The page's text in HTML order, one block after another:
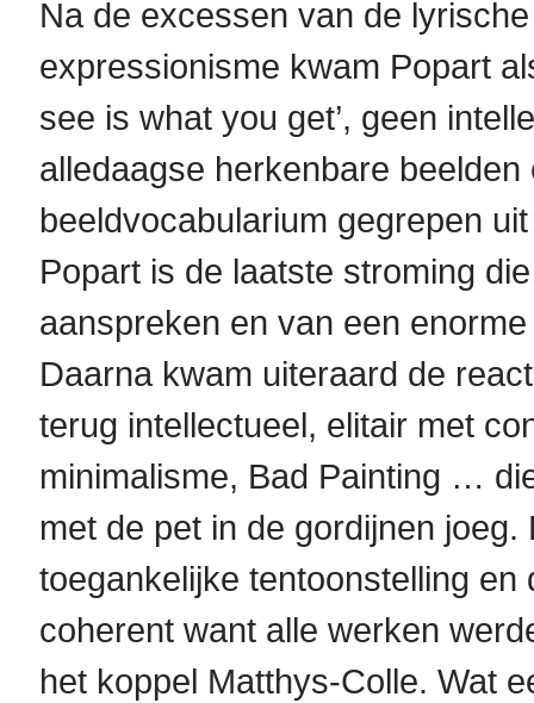
Na de excessen van de
expressionisme kwam Popart
see is what you get’, geen
alledaagse herkenbare beelden
beeldvocabularium gegrepen
Popart is de laatste stroming
aanspreken en van een
Daarna kwam uiteraard de
terug intellectueel, elitair met
minimalisme, Bad Painting …
met de pet in de gordijnen
toegankelijke tentoonstelling en
coherent want alle werken
het koppel Matthys-Colle. Wat